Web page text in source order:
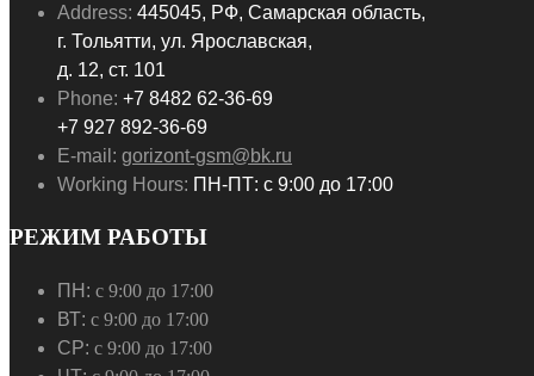
Address: 445045, РФ, Самарская область,
г. Тольятти, ул. Ярославская,
д. 12, ст. 101
Phone: +7 8482 62-36-69
+7 927 892-36-69
E-mail: gorizont-gsm@bk.ru
Working Hours: ПН-ПТ: с 9:00 до 17:00
РЕЖИМ РАБОТЫ
ПН: с 9:00 до 17:00
ВТ: с 9:00 до 17:00
СР: с 9:00 до 17:00